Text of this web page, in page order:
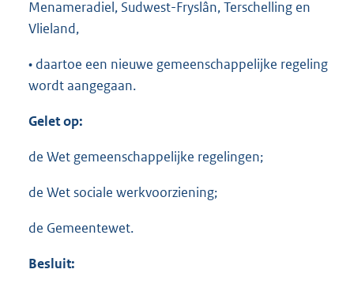
Menameradiel, Sudwest-Fryslân, Terschelling en
Vlieland,
• daartoe een nieuwe gemeenschappelijke regeling
wordt aangegaan.
Gelet op:
de Wet gemeenschappelijke regelingen;
de Wet sociale werkvoorziening;
de Gemeentewet.
Besluit: